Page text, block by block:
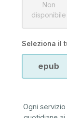
Non
disponibile
Seleziona il
epub
Ogni